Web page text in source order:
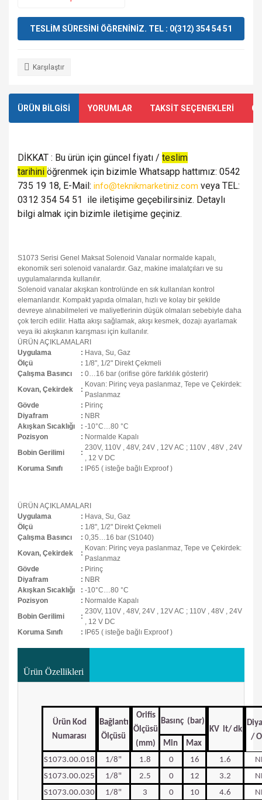
TESLİM SÜRESİNİ ÖĞRENİNİZ. TEL : 0(312) 354 54 51
Karşılaştır
ÜRÜN BİLGİSİ YORUMLAR TAKSİT SEÇENEKLERİ
DİKKAT : Bu ürün için güncel fiyatı / teslim
tarihini öğrenmek için bizimle Whatsapp hattımız: 0542
735 19 18, E-Mail: info@teknikmarketiniz.com veya TEL:
0312 354 54 51 ile iletişime geçebilirsiniz. Detaylı
bilgi almak için bizimle iletişime geçiniz.
S1073 Serisi Genel Maksat Solenoid Vanalar normalde kapalı,
ekonomik seri solenoid vanalardır. Gaz, makine imalatçıları ve su
uygulamalarında kullanılır.
Solenoid vanalar akışkan kontrolünde en sık kullanılan kontrol
elemanlarıdır. Kompakt yapıda olmaları, hızlı ve kolay bir şekilde
devreye alınabilmeleri ve maliyetlerinin düşük olmaları sebebiyle daha
çok tercih edilir. Hatta akışı sağlamak, akışı kesmek, dozajı ayarlamak
veya iki akışkanın karışması için kullanılır.
ÜRÜN AÇIKLAMALARI
Uygulama
: Hava, Su, Gaz
Ölçü
: 1/8", 1/2" Direkt Çekmeli
Çalışma Basıncı
: 0…16 bar (orifise göre farklılık gösterir)
Kovan, Çekirdek
:
Kovan: Pirinç veya paslanmaz, Tepe ve Çekirdek:
Paslanmaz
Gövde
: Pirinç
Diyafram
: NBR
Akışkan Sıcaklığı
: -10°C…80 °C
Pozisyon
: Normalde Kapalı
Bobin Gerilimi
:
230V, 110V , 48V, 24V , 12V AC ; 110V , 48V , 24V
, 12 V DC
Koruma Sınıfı
: IP65 ( isteğe bağlı Exproof )
ÜRÜN AÇIKLAMALARI
Uygulama
: Hava, Su, Gaz
Ölçü
: 1/8", 1/2" Direkt Çekmeli
Çalışma Basıncı
: 0,35…16 bar (S1040)
Kovan, Çekirdek
:
Kovan: Pirinç veya paslanmaz, Tepe ve Çekirdek:
Paslanmaz
Gövde
: Pirinç
Diyafram
: NBR
Akışkan Sıcaklığı
: -10°C…80 °C
Pozisyon
: Normalde Kapalı
Bobin Gerilimi
:
230V, 110V , 48V, 24V , 12V AC ; 110V , 48V , 24V
, 12 V DC
Koruma Sınıfı
: IP65 ( isteğe bağlı Exproof )
Ürün Özellikleri
Ürün Kod
Numarası
Bağlantı
Ölçüsü
Orifis
Ölçüsü
(mm)
Basınç (bar)
KV lt/ dk
/
Min
Max
S1073.00.018
1/8" 1.8 0 16 1.6
S1073.00.025
1/8" 2.5 0 12 3.2
S1073.00.030
1/8" 3 0 10 4.6